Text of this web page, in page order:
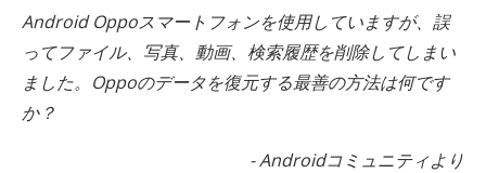
Android Oppoスマートフォンを使用していますが、誤
ってファイル、写真、動画、検索履歴を削除してしまい
ました。Oppoのデータを復元する最善の方法は何です
か？
- Androidコミュニティより